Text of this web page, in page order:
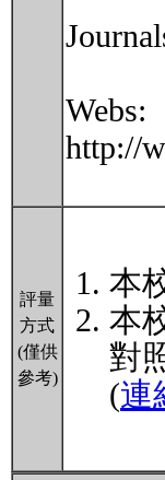
Webs:
http://
評量
方式
(僅供
參考)
本
本
對
(連